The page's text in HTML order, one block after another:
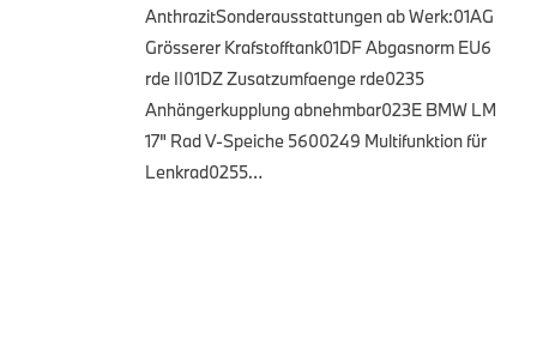
AnthrazitSonderausstattungen ab Werk:01AG
Grösserer Krafstofftank01DF Abgasnorm EU6
rde II01DZ Zusatzumfaenge rde0235
Anhängerkupplung abnehmbar023E BMW LM
17" Rad V-Speiche 5600249 Multifunktion für
Lenkrad0255…